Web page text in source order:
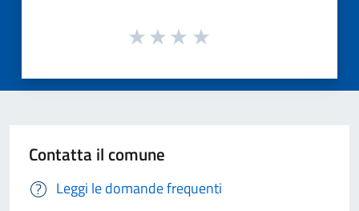
Contatta il comune
Leggi le domande frequenti